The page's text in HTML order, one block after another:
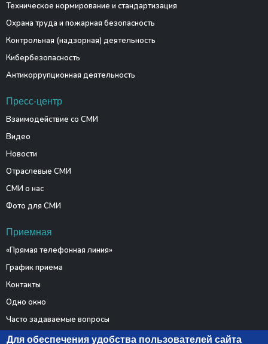
Техническое нормирование и стандартизация
Охрана труда и пожарная безопасность
Контрольная (надзорная) деятельность
Кибербезопасность
Антикоррупционная деятельность
Пресс-центр
Взаимодействие со СМИ
Видео
Новости
Отраслевые СМИ
СМИ о нас
Фото для СМИ
Приемная
«Прямая телефонная линия»
График приема
Контакты
Одно окно
Часто задаваемые вопросы
Электронные обращения
Для обеспечения удобства пользователей сайта